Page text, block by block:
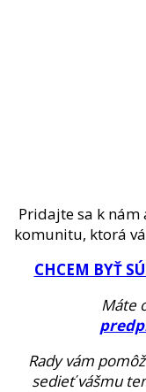
Pridajte sa k nám
komunitu, ktorá
CHCEM BYŤ
Máte
Rady vám
sedieť vášmu